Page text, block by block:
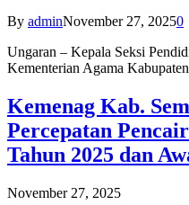
By adminNovember 27, 20250
Ungaran – Kepala Seksi
Kementerian Agama
Kemenag Kab.
Percepatan
Tahun 2025 dan
November 27, 2025